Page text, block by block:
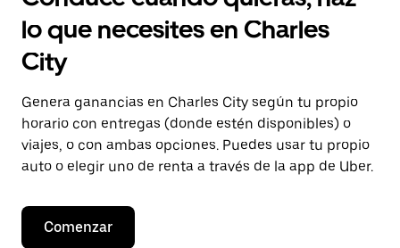
lo que necesites en Charles
City
Genera ganancias en Charles City según tu propio
horario con entregas (donde estén disponibles) o
viajes, o con ambas opciones. Puedes usar tu propio
auto o elegir uno de renta a través de la app de Uber.
Comenzar